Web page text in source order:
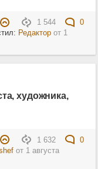
1 544
0
Редакторот 1
художника,
1 632
0
от 1 августа